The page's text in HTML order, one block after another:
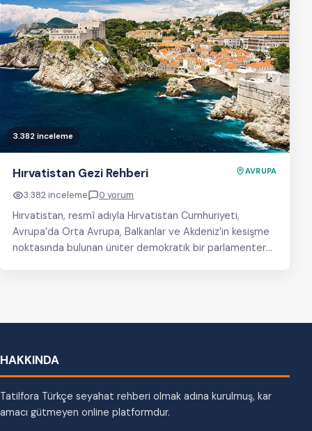
3.382 inceleme
Hırvatistan Gezi Rehberi AVRUPA
3.382 inceleme 0 yorum
Hırvatistan, resmî adıyla Hırvatistan Cumhuriyeti,
Avrupa’da Orta Avrupa, Balkanlar ve Akdeniz’in kesişme
noktasında bulunan üniter demokratik bir parlamenter
HAKKINDA
Tatilfora Türkçe seyahat rehberi olmak adına kurulmuş, kar
amacı gütmeyen online platformdur.